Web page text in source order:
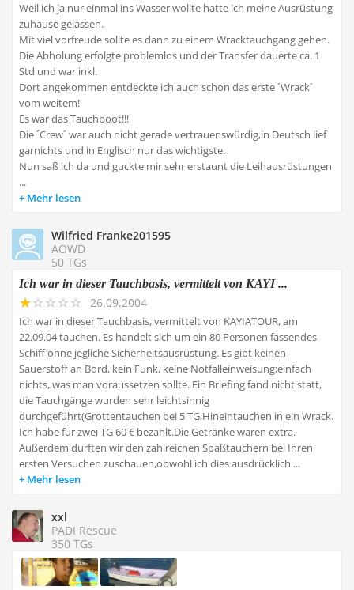
Weil ich ja nur einmal ins Wasser wollte hatte ich meine Ausrüstung
zuhause gelassen.
Mit viel vorfreude sollte es dann zu einem Wracktauchgang gehen.
Die Abholung erfolgte problemlos und der Transfer dauerte ca. 1
Std und war inkl.
Dort angekommen entdeckte ich auch schon das erste ´Wrack´
vom weitem!
Es war das Tauchboot!!!
Die ´Crew´ war auch nicht gerade vertrauenswürdig,in Deutsch lief
garnichts und in Englisch nur das wichtigste.
Nun saß ich da und guckte mir sehr erstaunt die Leihausrüstungen
...
Mehr lesen
Wilfried Franke201595
AOWD
50 TGs
Ich war in dieser Tauchbasis, vermittelt von KAYI ...
26.09.2004
Ich war in dieser Tauchbasis, vermittelt von KAYIATOUR, am
22.09.04 tauchen. Es handelt sich um ein 80 Personen fassendes
Schiff ohne jegliche Sicherheitsausrüstung. Es gibt keinen
Sauerstoff an Bord, kein Funk, keine Notfalleinweisung;einfach
nichts, was man voraussetzen sollte. Ein Briefing fand nicht statt,
die Tauchgänge wurden sehr leichtsinnig
durchgeführt(Grottentauchen bei 5 TG,Hineintauchen in ein Wrack.
Ich habe für zwei TG 60 € bezahlt.Die Getränke waren extra.
Außerdem durften wir den zahlreichen Spaßtauchern bei Ihren
ersten Versuchen zuschauen,obwohl ich dies ausdrücklich ...
Mehr lesen
xxl
PADI Rescue
350 TGs